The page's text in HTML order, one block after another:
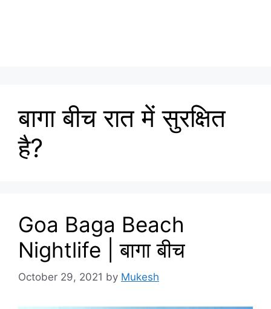
बागा बीच रात में सुरक्षित
है?
Goa Baga Beach
Nightlife | बागा बीच
October 29, 2021 by Mukesh